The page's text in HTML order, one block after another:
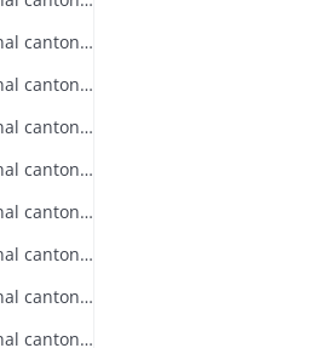
62AL2 Fonds du tribunal de bailliage puis tribunal cantonal de Lapoutroie (1918-1940)
63AL2 Fonds du tribunal de bailliage puis tribunal cantonal de Masevaux (1914-1940)
64AL2 Fonds du tribunal de bailliage puis tribunal cantonal de Mulhouse de 1918 à 1940
65AL2 Fonds du tribunal de bailliage puis tribunal cantonal de Munster de 1918 à 1940
66AL2 Fonds du tribunal de bailliage puis tribunal cantonal de Neuf-Brisach (1918-1940)
67AL2 Fonds du tribunal de bailliage puis tribunal cantonal de Ribeauvillé (1918-1940)
68AL2 Fonds du tribunal de bailliage puis tribunal cantonal de Rouffach (1918-1940)
69AL2 Fonds du tribunal de bailliage puis tribunal cantonal de Saint-Amarin (1914-1940)